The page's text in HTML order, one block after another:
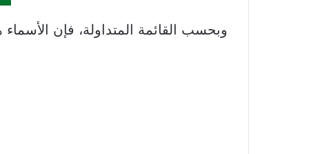
وبحسب القائمة المتداولة، فإن